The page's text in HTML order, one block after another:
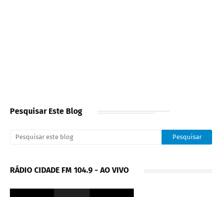
Pesquisar Este Blog
RÁDIO CIDADE FM 104.9 - AO VIVO